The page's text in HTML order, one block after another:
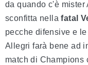
da quando c'è
sconfitta nellafatal
pecche difensive e
Allegri farà bene ad
match di Champions